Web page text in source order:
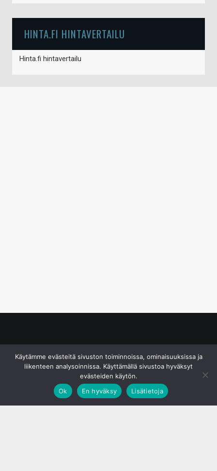
HINTA.FI HINTAVERTAILU
Hinta.fi hintavertailu
Käytämme evästeitä sivuston toiminnoissa, ominaisuuksissa ja
liikenteen analysoinnissa. Käyttämällä sivustoa hyväksyt
evästeiden käytön.
Ok
En hyväksy Lisätietoja